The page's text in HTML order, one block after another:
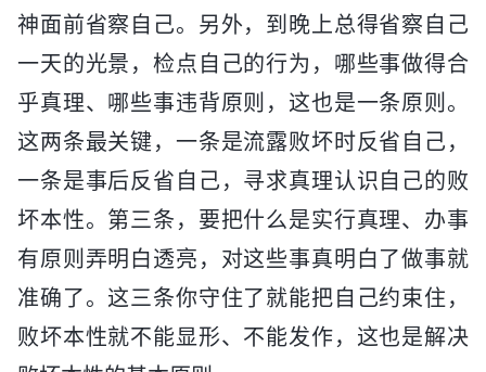
神面前省察自己。另外，到晚上总得省察自己
一天的光景，检点自己的行为，哪些事做得合
乎真理、哪些事违背原则，这也是一条原则。
这两条最关键，一条是流露败坏时反省自己，
一条是事后反省自己，寻求真理认识自己的败
坏本性。第三条，要把什么是实行真理、办事
有原则弄明白透亮，对这些事真明白了做事就
准确了。这三条你守住了就能把自己约束住，
败坏本性就不能显形、不能发作，这也是解决